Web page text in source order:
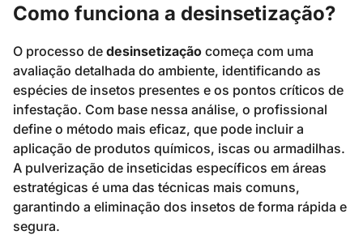
Como funciona a desinsetização?
O processo de desinsetização começa com uma
avaliação detalhada do ambiente, identificando as
espécies de insetos presentes e os pontos críticos de
infestação. Com base nessa análise, o profissional
define o método mais eficaz, que pode incluir a
aplicação de produtos químicos, iscas ou armadilhas.
A pulverização de inseticidas específicos em áreas
estratégicas é uma das técnicas mais comuns,
garantindo a eliminação dos insetos de forma rápida e
segura.